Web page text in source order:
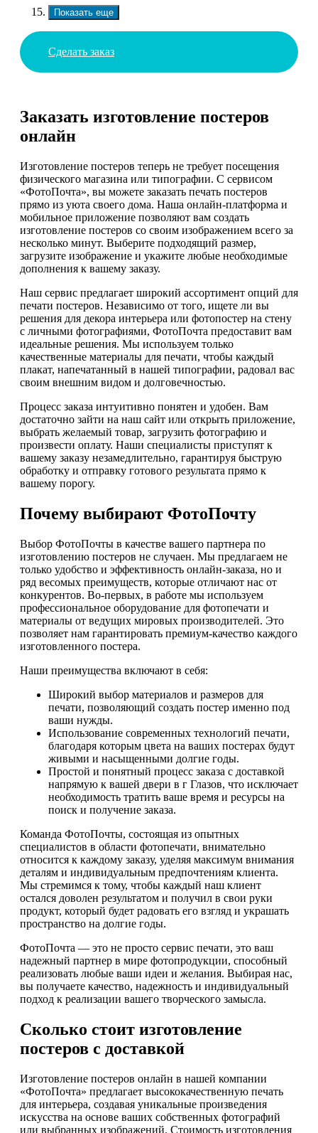
Показать еще
Сделать заказ
Заказать изготовление постеров
онлайн
Изготовление постеров теперь не требует посещения
физического магазина или типографии. С сервисом
«ФотоПочта», вы можете заказать печать постеров
прямо из уюта своего дома. Наша онлайн-платформа и
мобильное приложение позволяют вам создать
изготовление постеров со своим изображением всего за
несколько минут. Выберите подходящий размер,
загрузите изображение и укажите любые необходимые
дополнения к вашему заказу.
Наш сервис предлагает широкий ассортимент опций для
печати постеров. Независимо от того, ищете ли вы
решения для декора интерьера или фотопостер на стену
с личными фотографиями, ФотоПочта предоставит вам
идеальные решения. Мы используем только
качественные материалы для печати, чтобы каждый
плакат, напечатанный в нашей типографии, радовал вас
своим внешним видом и долговечностью.
Процесс заказа интуитивно понятен и удобен. Вам
достаточно зайти на наш сайт или открыть приложение,
выбрать желаемый товар, загрузить фотографию и
произвести оплату. Наши специалисты приступят к
вашему заказу незамедлительно, гарантируя быструю
обработку и отправку готового результата прямо к
вашему порогу.
Почему выбирают ФотоПочту
Выбор ФотоПочты в качестве вашего партнера по
изготовлению постеров не случаен. Мы предлагаем не
только удобство и эффективность онлайн-заказа, но и
ряд весомых преимуществ, которые отличают нас от
конкурентов. Во-первых, в работе мы используем
профессиональное оборудование для фотопечати и
материалы от ведущих мировых производителей. Это
позволяет нам гарантировать премиум-качество каждого
изготовленного постера.
Наши преимущества включают в себя:
Широкий выбор материалов и размеров для
печати, позволяющий создать постер именно под
ваши нужды.
Использование современных технологий печати,
благодаря которым цвета на ваших постерах будут
живыми и насыщенными долгие годы.
Простой и понятный процесс заказа с доставкой
напрямую к вашей двери в г Глазов, что исключает
необходимость тратить ваше время и ресурсы на
поиск и получение заказа.
Команда ФотоПочты, состоящая из опытных
специалистов в области фотопечати, внимательно
относится к каждому заказу, уделяя максимум внимания
деталям и индивидуальным предпочтениям клиента.
Мы стремимся к тому, чтобы каждый наш клиент
остался доволен результатом и получил в свои руки
продукт, который будет радовать его взгляд и украшать
пространство на долгие годы.
ФотоПочта — это не просто сервис печати, это ваш
надежный партнер в мире фотопродукции, способный
реализовать любые ваши идеи и желания. Выбирая нас,
вы получаете качество, надежность и индивидуальный
подход к реализации вашего творческого замысла.
Сколько стоит изготовление
постеров с доставкой
Изготовление постеров онлайн в нашей компании
«ФотоПочта» предлагает высококачественную печать
для интерьера, создавая уникальные произведения
искусства на основе ваших собственных фотографий
или выбранных изображений. Стоимость изготовления